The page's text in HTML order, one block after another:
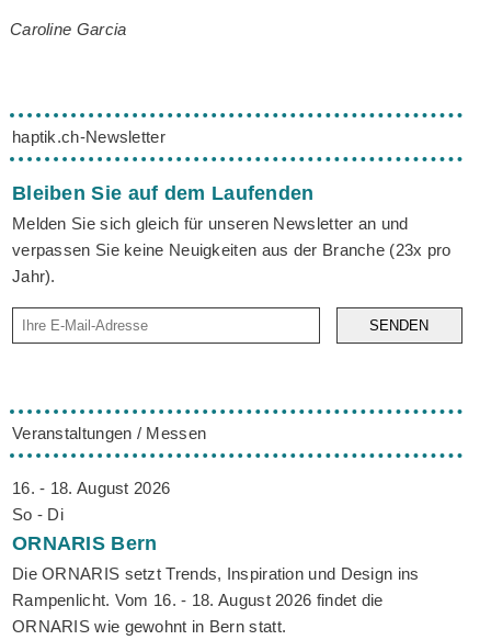
Caroline Garcia
haptik.ch-Newsletter
Bleiben Sie auf dem Laufenden
Melden Sie sich gleich für unseren Newsletter an und
verpassen Sie keine Neuigkeiten aus der Branche (23x pro
Jahr).
SENDEN
Veranstaltungen / Messen
16. - 18. August 2026
So - Di
ORNARIS Bern
Die ORNARIS setzt Trends, Inspiration und Design ins
Rampenlicht. Vom 16. - 18. August 2026 findet die
ORNARIS wie gewohnt in Bern statt.